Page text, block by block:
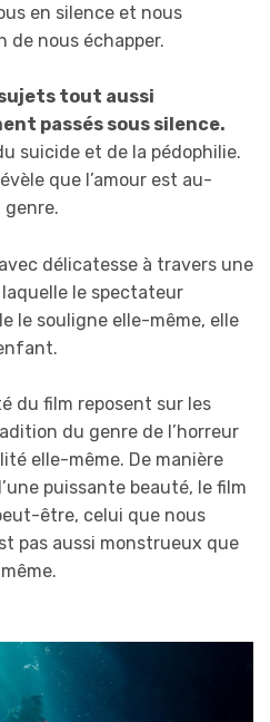
en silence et nous
de nous échapper.
tout aussi
passés sous silence.
suicide et de la pédophilie.
que l’amour est au-
genre.
délicatesse à travers une
le spectateur
le souligne elle-même, elle
du film reposent sur les
du genre de l’horreur
elle-même. De manière
puissante beauté, le film
être, celui que nous
pas aussi monstrueux que